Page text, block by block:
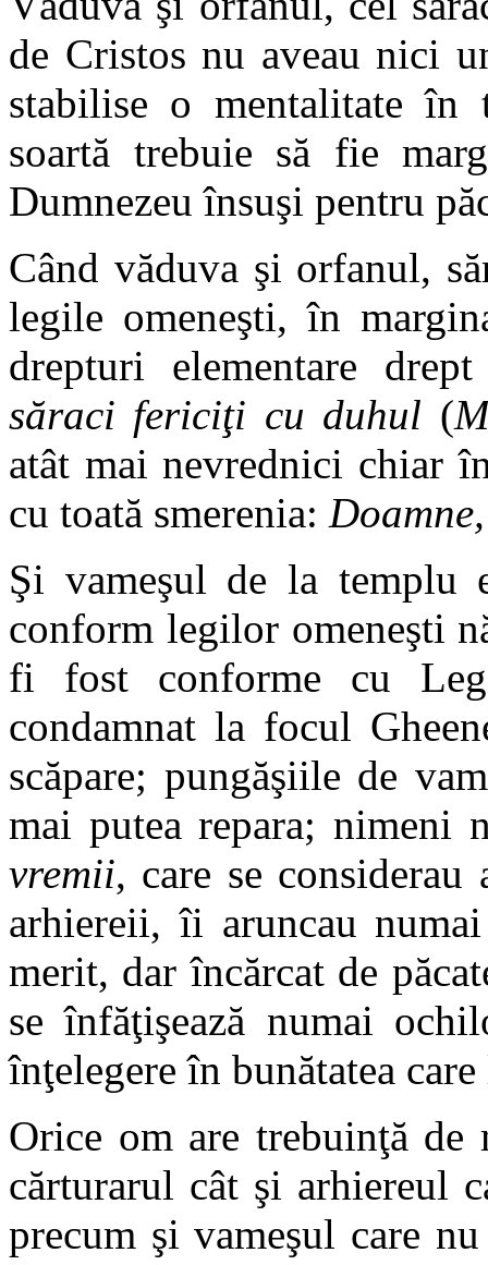
de Cristos nu aveau nici
stabilise o mentalitate
soartă trebuie să fie
Dumnezeu însuşi pentru
Când văduva şi orfanul,
legile omeneşti, în
drepturi elementare
săraci fericiţi cu duhul (
atât mai nevrednici chiar
cu toată smerenia:
Şi vameşul de la templu
conform legilor omeneşti
fi fost conforme cu
condamnat la focul
scăpare; pungăşiile de
mai putea repara; nimeni
vremii, care se
arhiereii, îi aruncau
merit, dar încărcat de
se înfăţişează numai
înţelegere în bunătatea
Orice om are trebuinţă
cărturarul cât şi arhiereul
precum şi vameşul care